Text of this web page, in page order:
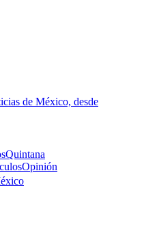
de México, desde
Quintana
Opinión